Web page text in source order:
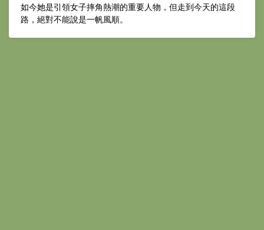
如今她是引領女子摔角熱潮的重要人物，但走到今天的這段
路，絕對不能說是一帆風順。